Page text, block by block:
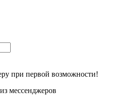
при первой возможности!
мессенджеров